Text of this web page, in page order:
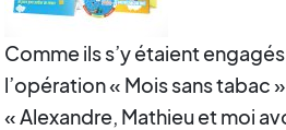
Comme ils s’y étaient
l’opération « Mois sans tabac
« Alexandre, Mathieu et moi